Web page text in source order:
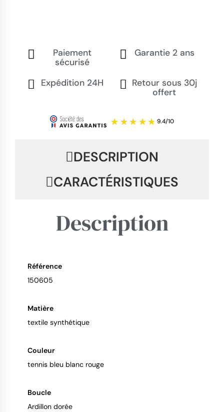
Paiement
sécurisé
Garantie 2 ans
Expédition 24H
Retour sous 30j
offert
DESCRIPTION
CARACTÉRISTIQUES
Description
Référence
150605
Matière
textile synthétique
Couleur
tennis bleu blanc rouge
Boucle
Ardillon dorée